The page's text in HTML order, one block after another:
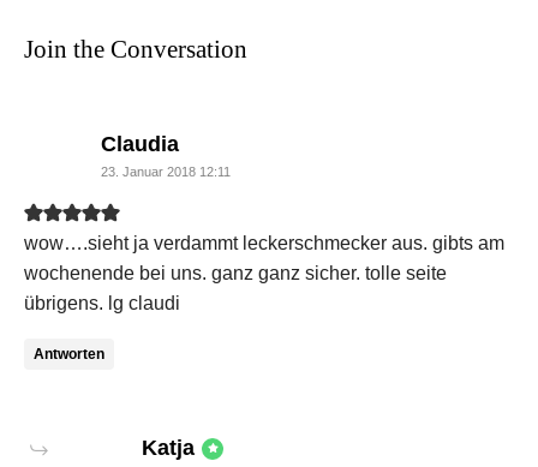
Join the Conversation
Claudiasays:
23. Januar 2018 12:11
wow….sieht ja verdammt leckerschmecker aus. gibts am
wochenende bei uns. ganz ganz sicher. tolle seite
übrigens. lg claudi
Antworten
Katja says: